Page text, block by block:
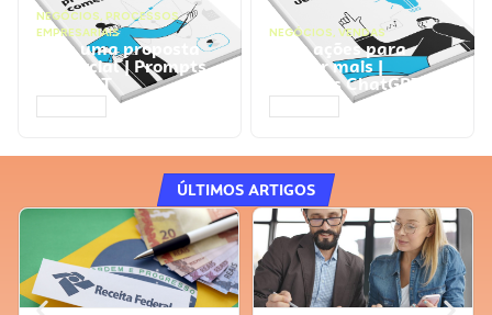
NEGÓCIOS, PROCESSOS
EMPRESARIAIS
Faça uma proposta
comercial | Prompts
ChatGPT
NEGÓCIOS, VENDAS
Faça ações para
vender mais |
Prompts ChatGPT
ÚLTIMOS ARTIGOS